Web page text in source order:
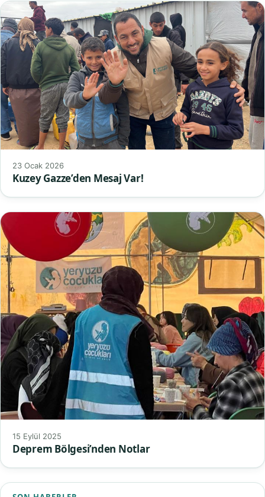
23 Ocak 2026
Kuzey Gazze’den Mesaj Var!
15 Eylül 2025
Deprem Bölgesi’nden Notlar